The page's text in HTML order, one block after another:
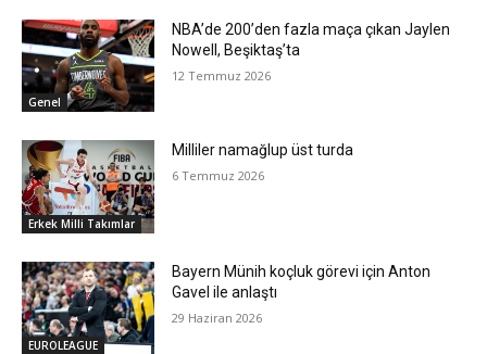
Genel
NBA’de 200’den fazla maça çıkan Jaylen
Nowell, Beşiktaş’ta
12 Temmuz 2026
Erkek Milli Takımlar
Milliler namağlup üst turda
6 Temmuz 2026
EUROLEAGUE
Bayern Münih koçluk görevi için Anton
Gavel ile anlaştı
29 Haziran 2026